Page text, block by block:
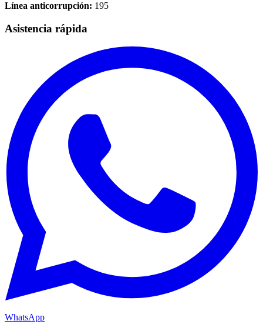
Línea anticorrupción: 195
Asistencia rápida
WhatsApp